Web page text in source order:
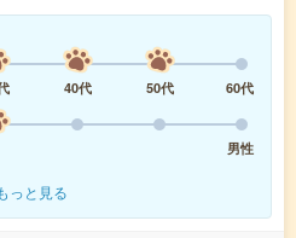
40代 50代
60代
男性
っと見る